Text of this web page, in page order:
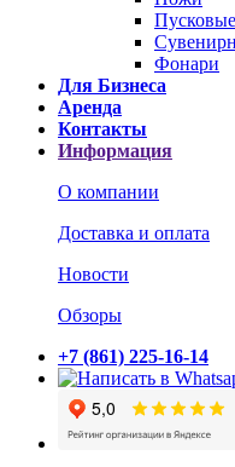
Фонари
Для Бизнеса
Аренда
Контакты
Информация
О компании
Доставка и оплата
Новости
Обзоры
+7 (861) 225-16-14